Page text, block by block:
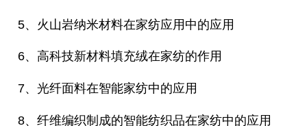
5、火山岩纳米材料在家纺应用中的应用
6、高科技新材料填充绒在家纺的作用
7、光纤面料在智能家纺中的应用
8、纤维编织制成的智能纺织品在家纺中的应用